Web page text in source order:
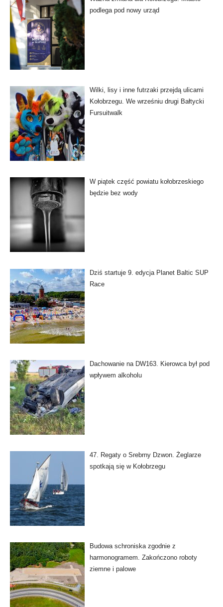
podlega pod nowy urząd
Wilki, lisy i inne futrzaki przejdą ulicami
Kołobrzegu. We wrześniu drugi Bałtycki
Fursuitwalk
W piątek część powiatu kołobrzeskiego
będzie bez wody
Dziś startuje 9. edycja Planet Baltic SUP
Race
Dachowanie na DW163. Kierowca był pod
wpływem alkoholu
47. Regaty o Srebrny Dzwon. Żeglarze
spotkają się w Kołobrzegu
Budowa schroniska zgodnie z
harmonogramem. Zakończono roboty
ziemne i palowe